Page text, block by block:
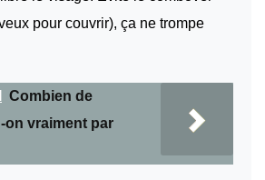
pour couvrir), ça ne trompe
Combien de
on vraiment par